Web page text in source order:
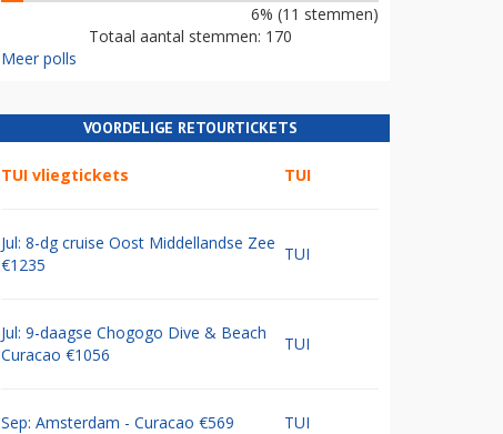
6% (11 stemmen)
Totaal aantal stemmen: 170
Meer polls
VOORDELIGE RETOURTICKETS
TUI vliegtickets TUI
Jul: 8-dg cruise Oost Middellandse Zee
€1235
TUI
Jul: 9-daagse Chogogo Dive & Beach
Curacao €1056
TUI
Sep: Amsterdam - Curacao €569 TUI